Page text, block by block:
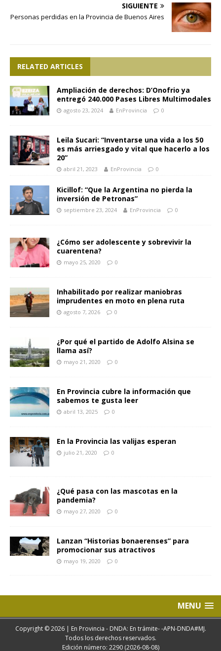
SIGUIENTE
Personas perdidas en la Provincia de Buenos Aires
RELATED ARTICLES
Ampliación de derechos: D’Onofrio ya
entregó 240.000 Pases Libres Multimodales
agosto 23, 2024 EnProvincia 0
Leila Sucari: “Inventarse una vida a los 50
es más arriesgado y vital que hacerlo a los
20”
abril 21, 2023 EnProvincia 0
Kicillof: “Que la Argentina no pierda la
inversión de Petronas”
septiembre 23, 2024 EnProvincia 0
¿Cómo ser adolescente y sobrevivir la
cuarentena?
mayo 25, 2020 0
Inhabilitado por realizar maniobras
imprudentes en moto en plena ruta
agosto 7, 2026 0
¿Por qué el partido de Adolfo Alsina se
llama así?
mayo 21, 2020 0
En Provincia cubre la información que
sabemos te gusta leer
abril 13, 2025 0
En la Provincia las valijas esperan
julio 21, 2020 0
¿Qué pasa con las mascotas en la
pandemia?
mayo 27, 2020 0
Lanzan “Historias bonaerenses” para
promocionar sus atractivos
mayo 19, 2020 0
MENU
Copyright © 2026 | En Provincia - DNDA: En trámite- -APN-DNDA#MJ.
Todos los derechos reservados.
Edición número: 2290 (2026-08-08)